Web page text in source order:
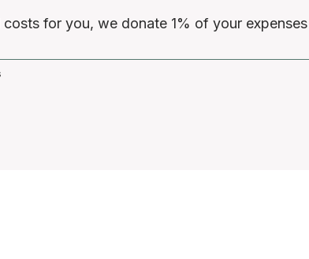
for you, we donate 1% of your